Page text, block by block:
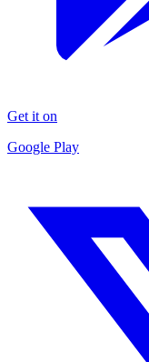
Get it on
Google Play